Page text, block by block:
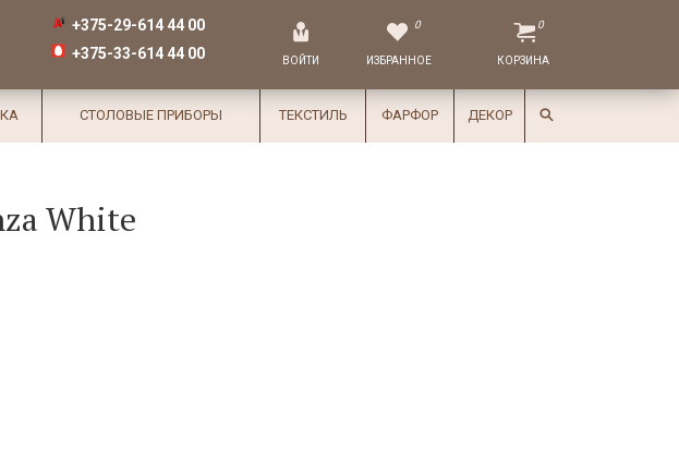
+375-29-614 44 00
+375-33-614 44 00
ВОЙТИ
0
ИЗБРАННОЕ
0
КОРЗИНА
СТОЛОВЫЕ ПРИБОРЫ ТЕКСТИЛЬ ФАРФОР ДЕКОР
White